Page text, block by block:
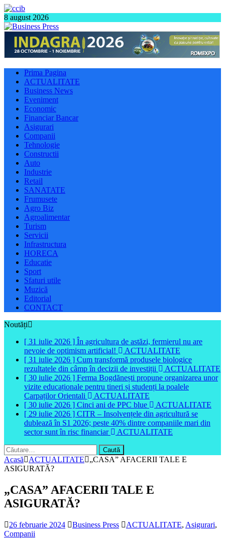
8 august 2026
Prima Pagina
ACTUALITATE
Business News
Eveniment
Economic
Financiar Bancar
Asigurari
Companii
Tehnologie
Constructii
Auto
Industrie
Retail
SANATATE
Frumusete
Agro Biz
Agroalimentar
Turism
Servicii
Infrastructura
HORECA
Educatie
Sport
Sfaturi utile
Muzică
Editorial
CONTACT
Noutăți
[ 31 iulie 2026 ] În agricultura de astăzi, fermierul nu are
nevoie de optimism artificial!
ACTUALITATE
[ 31 iulie 2026 ] Cum transformă produsele biologice
rezultatele din câmp în decizii de investiții
ACTUALITATE
[ 30 iulie 2026 ] Ferma Bogdănești propune organizarea unor
vizite educaționale pentru tineri și studenți la poalele
Carpaților Orientali
ACTUALITATE
[ 30 iulie 2026 ] Cinci ani de PPC blue
ACTUALITATE
[ 29 iulie 2026 ] CITR – Insolvențele din agricultură se
dublează în S1 2026; peste 40% dintre companiile mari din
sector sunt în risc financiar
ACTUALITATE
Caută
după:
Acasă ACTUALITATE
„CASA” AFACERII TALE E
ASIGURATĂ?
„CASA” AFACERII TALE E
ASIGURATĂ?
26 februarie 2024 Business Press ACTUALITATE, Asigurari,
Companii